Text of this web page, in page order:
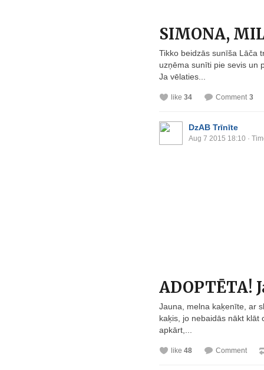
SIMONA,
Tikko beidzās sunīša Lāča
uzņēma sunīti pie sevis un
Ja vēlaties...
like 34 Comment 3
DzAB Trīnīte
Aug 7 2015 18:10 ·
ADOPTĒTA!
Jauna, melna kaķenīte, ar
kaķis, jo nebaidās nākt
apkārt,...
like 48 Comment